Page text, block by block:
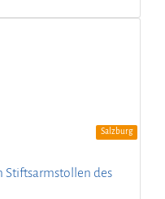
Salzburg
Stiftsarmstollen des